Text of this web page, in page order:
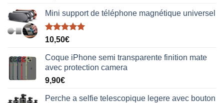
Mini support de téléphone magnétique universel
Note5.00
10,50€
Coque iPhone semi transparente finition mate
avec protection camera
9,90€
Perche a selfie telescopique legere avec bouton